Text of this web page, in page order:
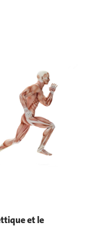
et le